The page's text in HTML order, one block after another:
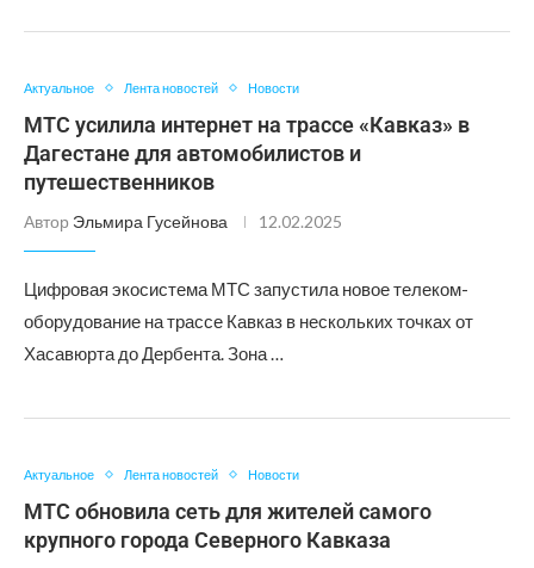
Актуальное Лента новостей Новости
МТС усилила интернет на трассе «Кавказ» в
Дагестане для автомобилистов и
путешественников
Автор Эльмира Гусейнова 12.02.2025
Цифровая экосистема МТС запустила новое телеком-
оборудование на трассе Кавказ в нескольких точках от
Хасавюрта до Дербента. Зона …
Актуальное Лента новостей Новости
МТС обновила сеть для жителей самого
крупного города Северного Кавказа